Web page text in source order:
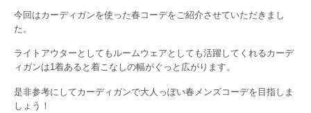
今回はカーディガンを使った春コーデをご紹介させていただきまし
た。
ライトアウターとしてもルームウェアとしても活躍してくれるカーデ
ィガンは1着あると着こなしの幅がぐっと広がります。
是非参考にしてカーディガンで大人っぽい春メンズコーデを目指しま
しょう！